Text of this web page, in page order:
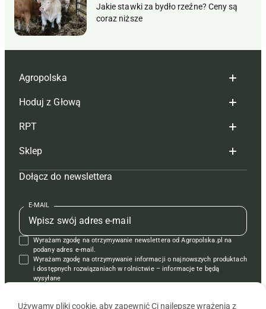
Jakie stawki za bydło rzeźne? Ceny są
coraz niższe
Agropolska
Redakcja
Reklama
Tagi
Mapa serwisu
Kontakt
Regulamin
Polityka prywatności
Hoduj z Głową
Hoduj z głową bydło
Hoduj z głową świnie
Prenumerata
Redakcja
Kontakt
Reklama
RPT
Redakcja
Prenumerata
Reklama
Kontakt
Krzyżówki
Sklep
Czasopisma i prenumerata
Książki
Regulamin
Dołącz do newslettera
E-MAIL
Wyrażam zgodę na otrzymywanie newslettera od Agropolska.pl na
podany adres e-mail.
Wyrażam zgodę na otrzymywanie informacji o najnowszych produktach
i dostępnych rozwiązaniach w rolnictwie – informacje te będą
wysyłane
Używamy pliki cookie, aby zapewnić Ci najlepsze wrażenia z